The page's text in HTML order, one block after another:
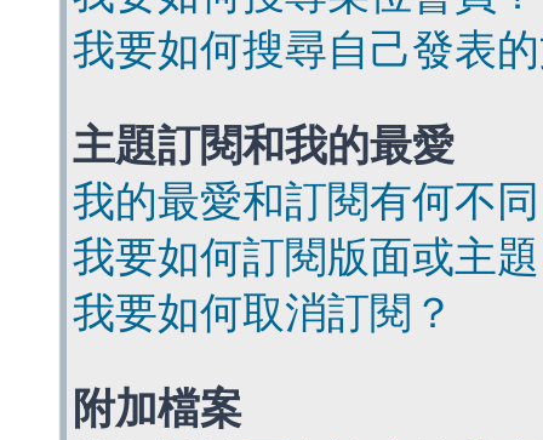
我要如何搜尋自己發表
主題訂閱和我的最愛
我的最愛和訂閱有何不
我要如何訂閱版面或主
我要如何取消訂閱？
附加檔案